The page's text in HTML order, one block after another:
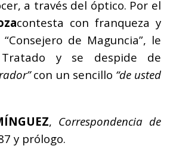
a través del óptico. Por el
contesta con franqueza y
de Maguncia”, le
y se despide de
con un sencillo “de usted
, Correspondencia de
y prólogo.